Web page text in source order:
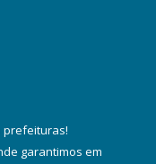
prefeituras!
garantimos em